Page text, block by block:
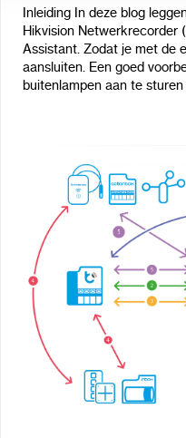
Inleiding In deze blog
Hikvision Netwerkrecorder
Assistant. Zodat je met de
aansluiten. Een goed
buitenlampen aan te